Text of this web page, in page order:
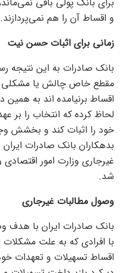
و اقساط آن را هم نمی‌پردازند.
زمانی برای اثبات حسن نیت
بانک صادرات به این نتیجه
مقطع خاص چالش یا مشکلی
اقساط برنیامده اند به
لحاظ کرده که انتخاب را بر
خود را اثبات کند و بخشش
بدهکاران بانک صادرات
شد.
وصول مطالبات غیرجاری
بانک صادرات ایران با هدف
با افرادی که به علت مشکلات
اقساط تسهیلات و تعهدات